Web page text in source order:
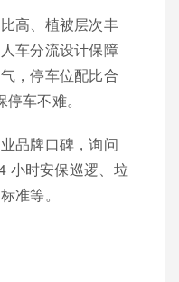
高、植被层次丰
车分流设计保障
，停车位配比合
车不难。
品牌口碑，询问
小时安保巡逻、垃
准等。